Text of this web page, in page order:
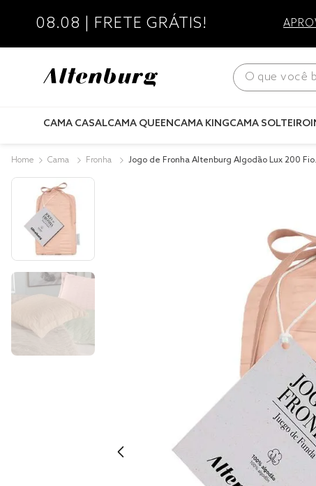
08.08 | FRETE GRÁTIS!
O que você
CAMA CASALCAMA QUEENCAMA KINGCAMA SOLTEIRO
Cama Fronha
Jogo de Fronha Altenburg Algodão Lux 200